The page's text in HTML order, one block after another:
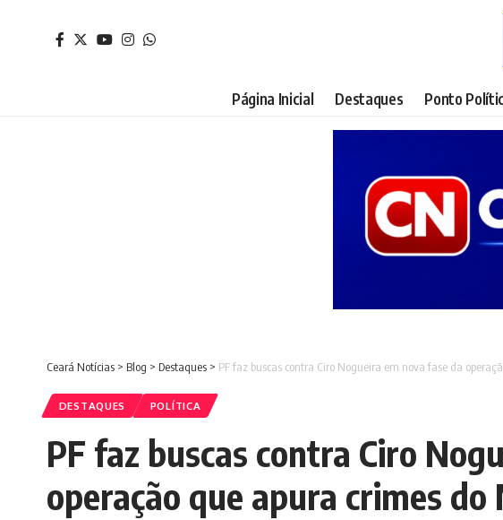
Página Inicial Destaques Ponto
Ceará Notícias > Blog > Destaques > PF faz buscas contra Ciro Nogueira em nova fase da
DESTAQUES POLÍTICA
PF faz buscas contra Ciro
operação que apura crimes